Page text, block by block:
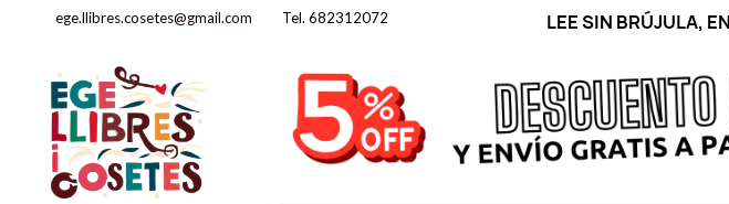
ege.llibres.cosetes@gmail.com Tel. 682312072 LEE SIN BRÚJULA,